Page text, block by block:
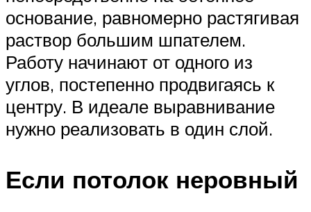
основание, равномерно растягивая
раствор большим шпателем.
Работу начинают от одного из
углов, постепенно продвигаясь к
центру. В идеале выравнивание
нужно реализовать в один слой.
Если потолок неровный